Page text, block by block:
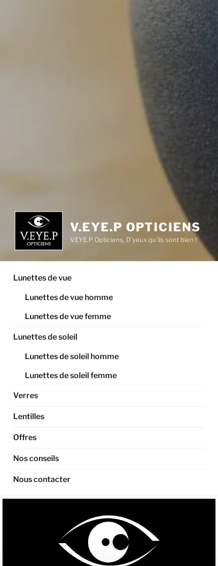
V.EYE.P OPTICIENS
V.EYE.P Opticiens, D´yeux qu’ils sont bien !
Lunettes de vue
Lunettes de vue homme
Lunettes de vue femme
Lunettes de soleil
Lunettes de soleil homme
Lunettes de soleil femme
Verres
Lentilles
Offres
Nos conseils
Nous contacter